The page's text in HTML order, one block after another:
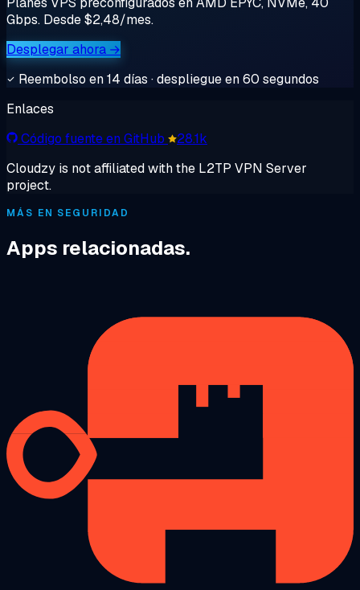
Gbps. Desde $2,48/mes.
Desplegar ahora →
Reembolso en 14 días · despliegue en 60 segundos
Enlaces
Código fuente en GitHub
28.1k
Cloudzy is not affiliated with the L2TP VPN Server
project.
MÁS EN SEGURIDAD
Apps relacionadas.